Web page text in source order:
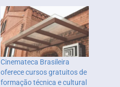
Cinemateca Brasileira
oferece cursos gratuitos de
formação técnica e cultural